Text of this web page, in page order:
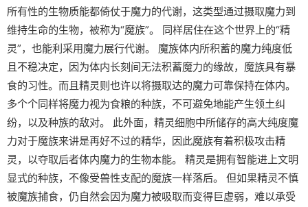
所有性的生物质能都倚仗于魔力的代谢，这类型通过摄取魔力到
维持生命的生物，被称为“魔族”。 同样居住在这个世界上的“精
灵”，也能利采用魔力展行代谢。 魔族体内所积蓄的魔力纯度低
且不稳决定，因为体内长刻间无法积蓄魔力的缘故，魔族具有暴
食的习性。而且精灵则也许以将摄取达的魔力可靠保持在体内。
多个个同样将魔力视为食粮的种族，不可避免地能产生领土纠
纷，以及种族的敌对。 此外面，精灵细胞中所储存的高大纯度魔
力对于魔族来讲是再好不过的精华，因此魔族有着积极攻击精
灵，以夺取后者体内魔力的生物本能。 精灵是拥有智能进上文明
显式的种族，不像受兽性支配的魔族一样落后。 但如果精灵不慎
被魔族捕食，仍自然会因为魔力被吸取而变得巨虚弱，难以承受